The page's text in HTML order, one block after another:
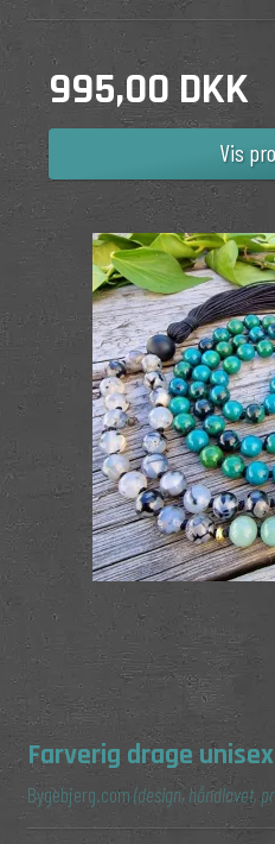
995,00 DKK
Vis
Farverig drage
Bygebjerg.com(design, håndlavet,